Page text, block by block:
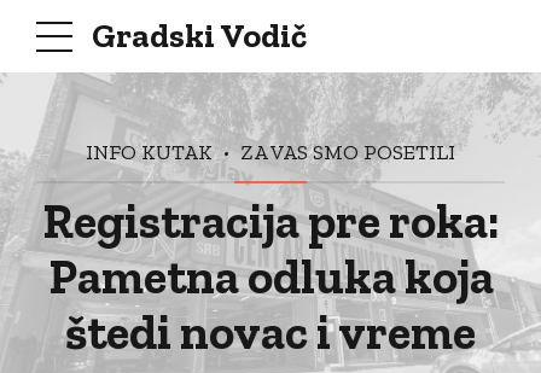
Gradski Vodič
INFO KUTAK ZA VAS SMO POSETILI
Registracija pre roka:
Pametna odluka koja
štedi novac i vreme